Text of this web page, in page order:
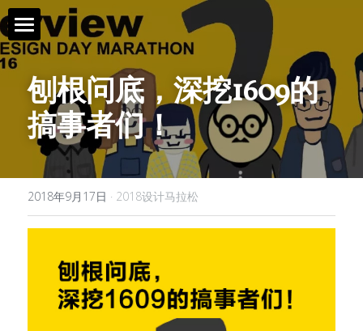
首页 / Home
新闻 / News
视频 / Videos
课题 / Tasks
导师与嘉宾 / Tutors
简介 / About
媒体与组织 / Media&Organization
刨根问底，深挖1609的
搞事者们！
2018年9月17日 · 2018设计马拉松